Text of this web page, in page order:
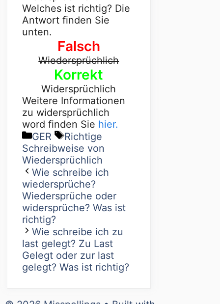
Welches ist richtig? Die
Antwort finden Sie
unten.
Falsch
Wiedersprüchlich
Korrekt
Widersprüchlich
Weitere Informationen
zu widersprüchlich
word finden Sie hier.
GER
Richtige
Schreibweise von
Wiedersprüchlich
Wie schreibe ich
wiedersprüche?
Wiedersprüche oder
widersprüche? Was ist
richtig?
Wie schreibe ich zu
last gelegt? Zu Last
Gelegt oder zur last
gelegt? Was ist richtig?